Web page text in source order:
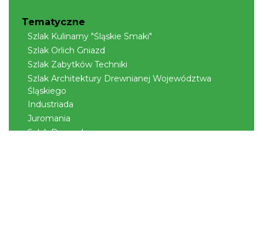
Tematyczne
Szlak Kulinarny "Śląskie Smaki"
Szlak Orlich Gniazd
Szlak Zabytków Techniki
Szlak Architektury Drewnianej Województwa
Śląskiego
Industriada
Juromania
Szlak Przyrody